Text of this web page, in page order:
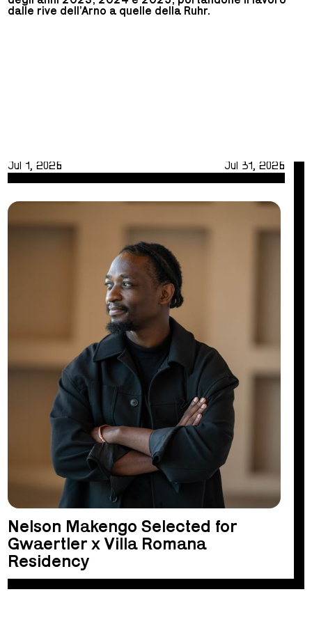
dalle rive dell’Arno a quelle della Ruhr.
Jul 1, 2026 Jul 31, 2026
Nelson Makengo Selected for
Gwaertler x Villa Romana
Residency